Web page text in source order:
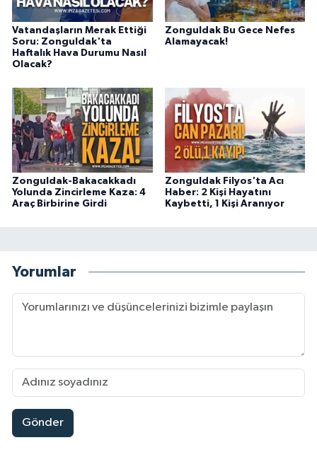
Vatandaşların Merak Ettiği
Soru: Zonguldak'ta
Haftalık Hava Durumu Nasıl
Olacak?
Zonguldak Bu Gece Nefes
Alamayacak!
Zonguldak-Bakacakkadı
Yolunda Zincirleme Kaza: 4
Araç Birbirine Girdi
Zonguldak Filyos'ta Acı
Haber: 2 Kişi Hayatını
Kaybetti, 1 Kişi Aranıyor
Yorumlar
Gönder